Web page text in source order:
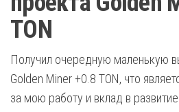
TON
Получил очередную маленькую
Golden Miner +0.8 TON, что
за мою работу и вклад в